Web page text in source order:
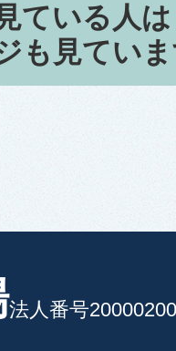
ている人は
も見てい
法人番号